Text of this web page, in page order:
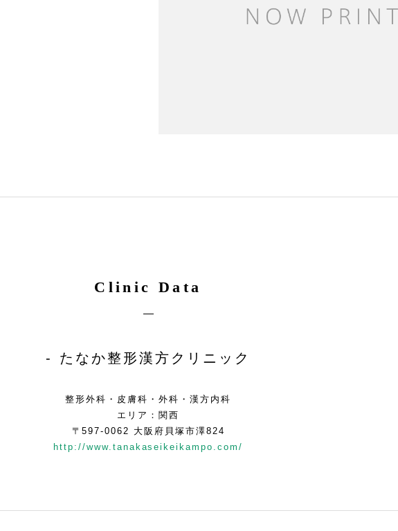
Clinic Data
たなか整形漢方クリニック
整形外科・皮膚科・外科・漢方内科
エリア：関西
〒597-0062 大阪府貝塚市澤824
http://www.tanakaseikeikampo.com/